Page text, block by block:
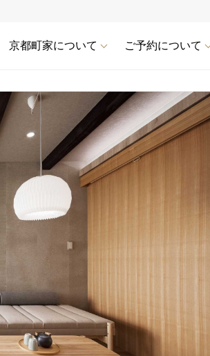
京都町家について ご予約について